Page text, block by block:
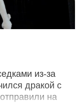
из-за
дракой с
на